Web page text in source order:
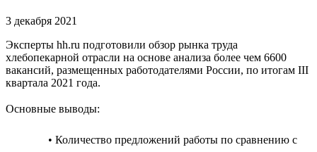
3 декабря 2021
Эксперты hh.ru подготовили обзор рынка труда
хлебопекарной отрасли на основе анализа более чем 6600
вакансий, размещенных работодателями России, по итогам III
квартала 2021 года.
Основные выводы:
• Количество предложений работы по сравнению с